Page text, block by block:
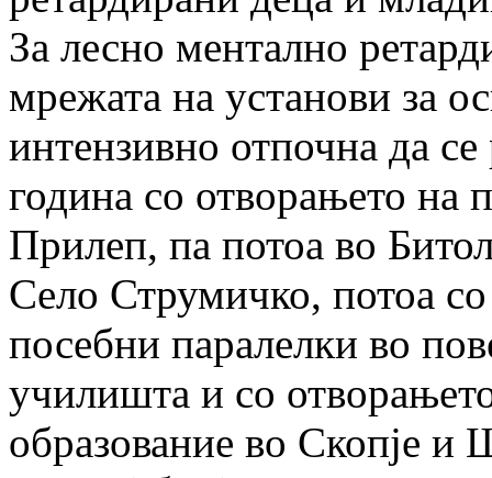
За лесно ментално
мрежата на установи за
интензивно отпочна да
година со отворањето на
Прилеп, па потоа во
Село Струмичко, потоа
посебни паралелки во
училишта и со
образование во Скопје и